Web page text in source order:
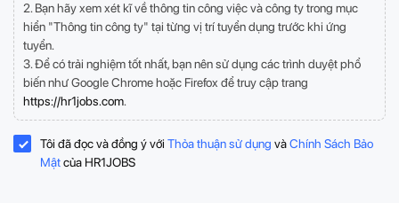
2. Bạn hãy xem xét kĩ về thông tin công việc và công ty trong mục
hiển "Thông tin công ty" tại từng vị trí tuyển dụng trước khi ứng
tuyển.
3. Để có trải nghiệm tốt nhất, bạn nên sử dụng các trình duyệt phổ
biến như Google Chrome hoặc Firefox để truy cập trang
https://hr1jobs.com.
Tôi đã đọc và đồng ý với Thỏa thuận sử dụng vàChính Sách Bảo
Mậtcủa HR1JOBS